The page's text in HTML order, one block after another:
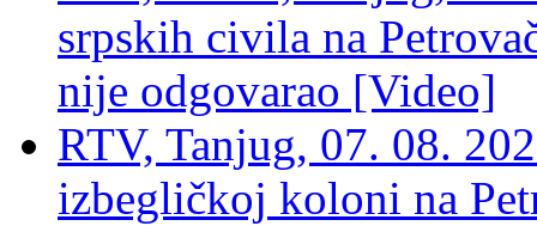
srpskih civila na
nije odgovarao [Video]
RTV, Tanjug, 07. 08.
izbegličkoj koloni na